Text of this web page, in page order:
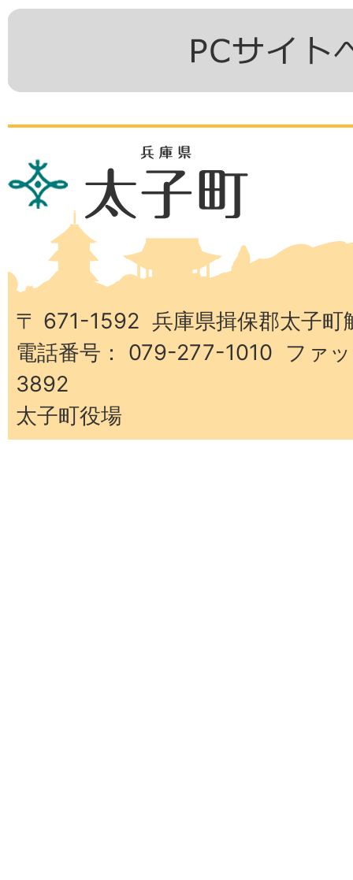
兵
庫
子
町
〒 671-1592 兵庫県揖保郡太子町
電話番号： 079-277-1010 ファ
3892
太子町役場